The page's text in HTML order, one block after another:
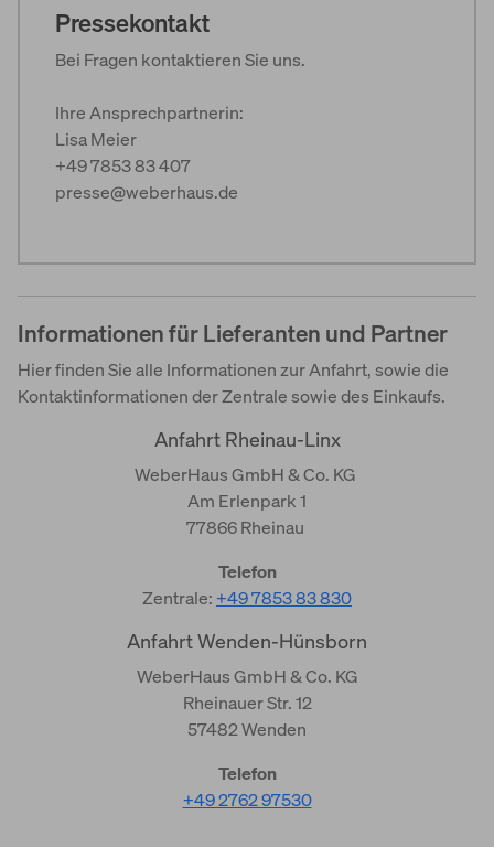
Pressekontakt
Bei Fragen kontaktieren Sie uns.
Ihre Ansprechpartnerin:
Lisa Meier
+49 7853 83 407
presse@weberhaus.de
Informationen für Lieferanten und Partner
Hier finden Sie alle Informationen zur Anfahrt, sowie die
Kontaktinformationen der Zentrale sowie des Einkaufs.
Anfahrt Rheinau-Linx
WeberHaus GmbH & Co. KG
Am Erlenpark 1
77866 Rheinau
Telefon
Zentrale:+49 7853 83 830
Anfahrt Wenden-Hünsborn
WeberHaus GmbH & Co. KG
Rheinauer Str. 12
57482 Wenden
Telefon
+49 2762 97530